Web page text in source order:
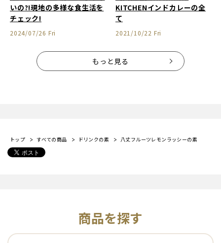
2024/07/26 Fri
いの?!現地の多様な食生活を
チェック!
2021/10/22 Fri
KITCHENインドカレーの全
て
もっと見る
トップ すべての商品 ドリンクの素 八丈フルーツレモンラッシーの素
商品を探す